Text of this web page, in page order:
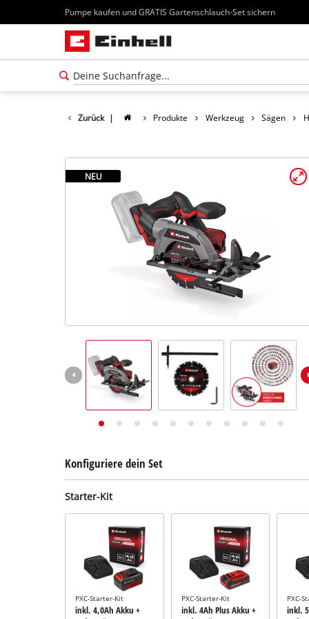
Pumpe kaufen und GRATIS Gartenschlauch-Set sichern
Zurück | Produkte Werkzeug Sägen
NEU
Konfiguriere dein Set
Starter-Kit
PXC-Starter-Kit
inkl. 4,0Ah Akku +
PXC-Starter-Kit
inkl. 4Ah Plus Akku +
PXC-
inkl.